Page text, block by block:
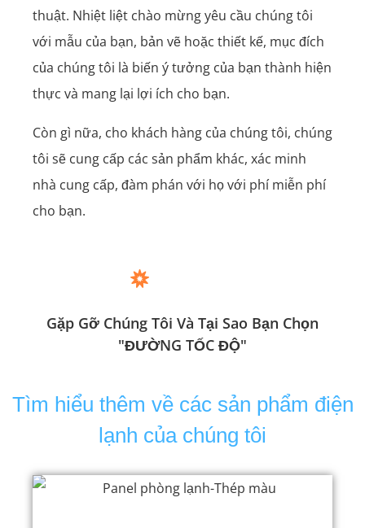
thuật. Nhiệt liệt chào mừng yêu cầu chúng tôi
với mẫu của bạn, bản vẽ hoặc thiết kế, mục đích
của chúng tôi là biến ý tưởng của bạn thành hiện
thực và mang lại lợi ích cho bạn.
Còn gì nữa, cho khách hàng của chúng tôi, chúng
tôi sẽ cung cấp các sản phẩm khác, xác minh
nhà cung cấp, đàm phán với họ với phí miễn phí
cho bạn.
Gặp Gỡ Chúng Tôi Và Tại Sao Bạn Chọn
"ĐƯỜNG TỐC ĐỘ"
Tìm hiểu thêm về các sản phẩm điện
lạnh của chúng tôi